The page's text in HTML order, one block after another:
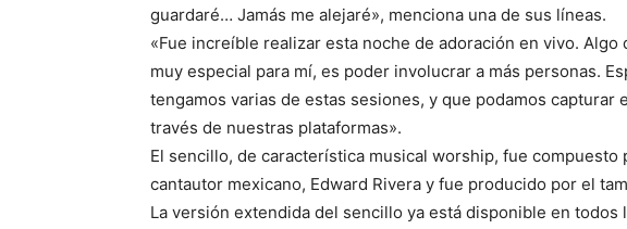
guardaré… Jamás me alejaré», menciona una de sus líneas.
«Fue increíble realizar esta noche de adoración en vivo. Algo
muy especial para mí, es poder involucrar a más personas.
tengamos varias de estas sesiones, y que podamos capturar
través de nuestras plataformas».
El sencillo, de característica musical worship, fue
cantautor mexicano, Edward Rivera y fue producido por el
La versión extendida del sencillo ya está disponible en